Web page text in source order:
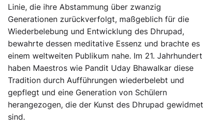
Linie, die ihre Abstammung über zwanzig
Generationen zurückverfolgt, maßgeblich für die
Wiederbelebung und Entwicklung des Dhrupad,
bewahrte dessen meditative Essenz und brachte es
einem weltweiten Publikum nahe. Im 21. Jahrhundert
haben Maestros wie Pandit Uday Bhawalkar diese
Tradition durch Aufführungen wiederbelebt und
gepflegt und eine Generation von Schülern
herangezogen, die der Kunst des Dhrupad gewidmet
sind.